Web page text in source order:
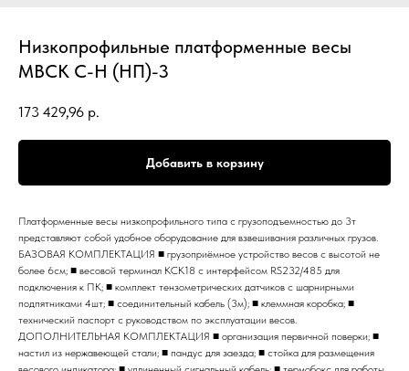
Низкопрофильные платформенные весы
МВСК С-Н (НП)-3
173 429,96 р.
Добавить в корзину
Платформенные весы низкопрофильного типа с грузоподъемностью до 3т
представляют собой удобное оборудование для взвешивания различных грузов.
БАЗОВАЯ КОМПЛЕКТАЦИЯ ■ грузоприёмное устройство весов с высотой не
более 6см; ■ весовой терминал КСК18 с интерфейсом RS232/485 для
подключения к ПК; ■ комплект тензометрических датчиков с шарнирными
подпятниками 4шт; ■ соединительный кабель (3м); ■ клеммная коробка; ■
технический паспорт с руководством по эксплуатации весов.
ДОПОЛНИТЕЛЬНАЯ КОМПЛЕКТАЦИЯ ■ организация первичной поверки; ■
настил из нержавеющей стали; ■ пандус для заезда; ■ стойка для размещения